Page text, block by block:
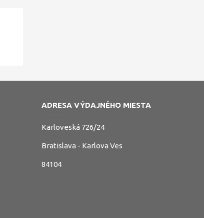
ADRESA VÝDAJNÉHO MIESTA
Karloveská 726/24
Bratislava - Karlova Ves
84104